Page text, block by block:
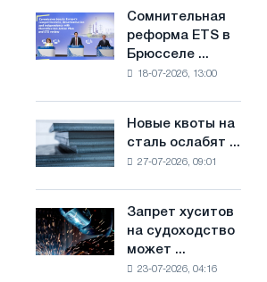
производству
низкоуглеродистой
основе
водорода
Франции
Сомнительная
реформа
ETS
отраслевые
ограничения
амбициями
по
борьбе
с
Сомнительная
реформа ETS в
Брюсселе ...
18-07-2026, 13:00
Новые
квоты
на
конкуренцию
в
Новые квоты на
сталь ослабят ...
27-07-2026, 09:01
Запрет
хуситов
на
Запрет хуситов
на судоходство
может ...
23-07-2026, 04:16